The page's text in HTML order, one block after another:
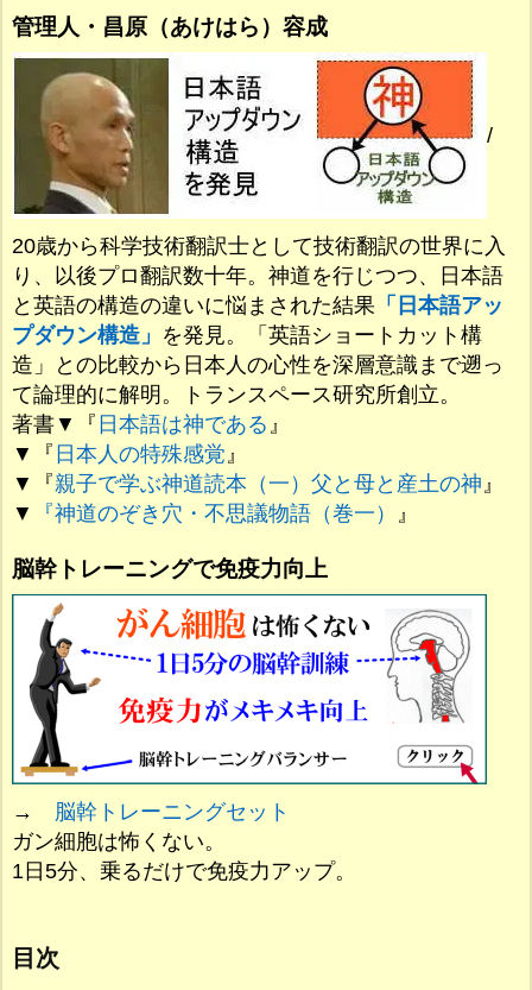
管理人・昌原（あけはら）容成
/
20歳から科学技術翻訳士として技術翻訳の世界に入
り、以後プロ翻訳数十年。神道を行じつつ、日本語
と英語の構造の違いに悩まされた結果 「日本語アッ
プダウン構造」 を発見。「英語ショートカット構
造」との比較から日本人の心性を深層意識まで遡っ
て論理的に解明。トランスペース研究所創立。
著書▼『 日本語は神である 』
▼『 日本人の特殊感覚 』
▼『親子で学ぶ神道読本（一）父と母と産土の神 』
▼
『神道のぞき穴・不思議物語（巻一） 』
脳幹トレーニングで免疫力向上
→ 脳幹トレーニングセット
ガン細胞は怖くない。
1日5分、乗るだけで免疫力アップ。
目次